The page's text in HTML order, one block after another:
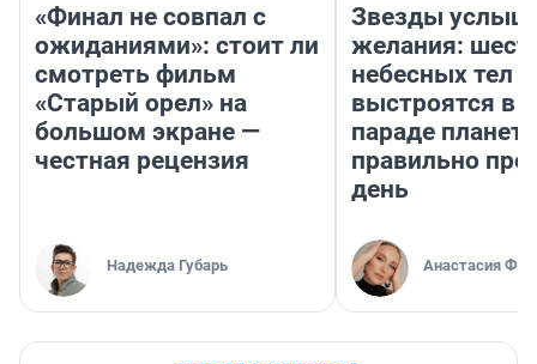
«Финал не совпал с
ожиданиями»: стоит ли
смотреть фильм
«Старый орел» на
большом экране —
честная рецензия
Надежда Губарь
Звезды
желания:
небесных тел
выстроятся в
параде планет
правильно
день
Анастасия